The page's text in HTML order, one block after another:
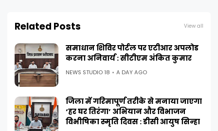
Related Posts View all
समाधान शिविर पोर्टल पर एटीआर अपलोड
करना अनिवार्य : सीटीएम अंकित कुमार
NEWS STUDIO 18 A DAY AGO
जिला में गरिमापूर्ण तरीके से मनाया जाएगा
‘हर घर तिरंगा’ अभियान और विभाजन
विभीषिका स्मृति दिवस : डीसी आयुष सिन्हा